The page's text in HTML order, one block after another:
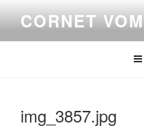
Inhalt
springen
CORNET
img_3857.jpg